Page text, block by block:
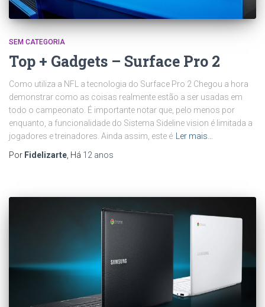
SEM CATEGORIA
Top + Gadgets – Surface Pro 2
Como utiliza a NFL a tecnologia do Surface Pro 2 Chegou a hora
demonstrar como as coisas realmente estão a ser usadas em
todo o campeonato. É importante notar que, pelo menos por
enquanto, a funcionalidade do Sistema Sideline vision é limitada a
jogadores e treinadores. Ainda assim, este é Ler mais…
Por Fidelizarte, Há 12 anos